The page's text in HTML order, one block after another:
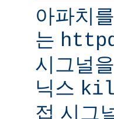
아파치
는
시그널
닉스
접 시그